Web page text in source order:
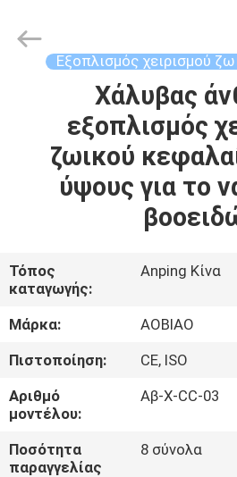
ΠΡΟΪΌΝΤΑ
ΠΕΡΊΠΟΥ
ΓΎΡΟΣ
ΕΡΓΟΣΤΑΣΊΩΝ
ΠΟΙΟΤΙΚΌΣ
ΈΛΕΓΧΟΣ
supplier.
Copyright
Εξοπλισμός χειρισμού
Χάλυβας
εξοπλισμός
ζωικού
ύψους για το
Τόπος
καταγωγής:
Anping Κίνα
Μάρκα:
AOBIAO
Πιστοποίηση:
CE, ISO
Αριθμό
μοντέλου:
Αβ-Χ-CC-03
Ποσότητα
παραγγελίας
8 σύνολα